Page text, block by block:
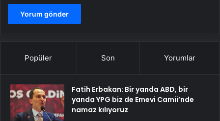
Popüler Son Yorumlar
Fatih Erbakan: Bir yanda ABD, bir
yanda YPG biz de Emevi Camii’nde
namaz kılıyoruz